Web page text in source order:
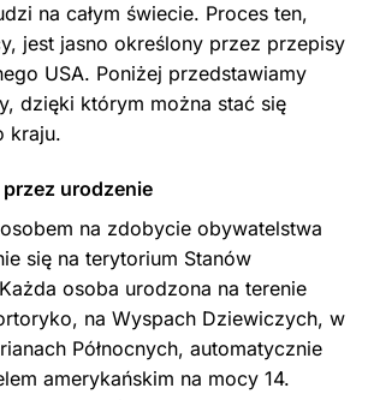
na całym świecie. Proces ten,
jest jasno określony przez przepisy
USA. Poniżej przedstawiamy
dzięki którym można stać się
kraju.
urodzenie
na zdobycie obywatelstwa
się na terytorium Stanów
osoba urodzona na terenie
na Wyspach Dziewiczych, w
Północnych, automatycznie
amerykańskim na mocy 14.